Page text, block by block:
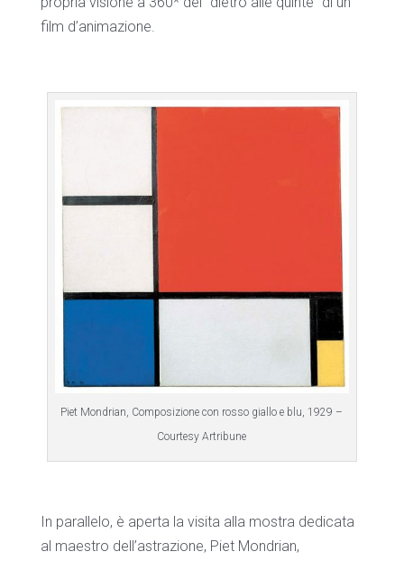
film d’animazione.
Piet Mondrian, Composizione con rosso giallo e blu, 1929 –
Courtesy Artribune
In parallelo, è aperta la visita alla mostra dedicata
al maestro dell’astrazione, Piet Mondrian,